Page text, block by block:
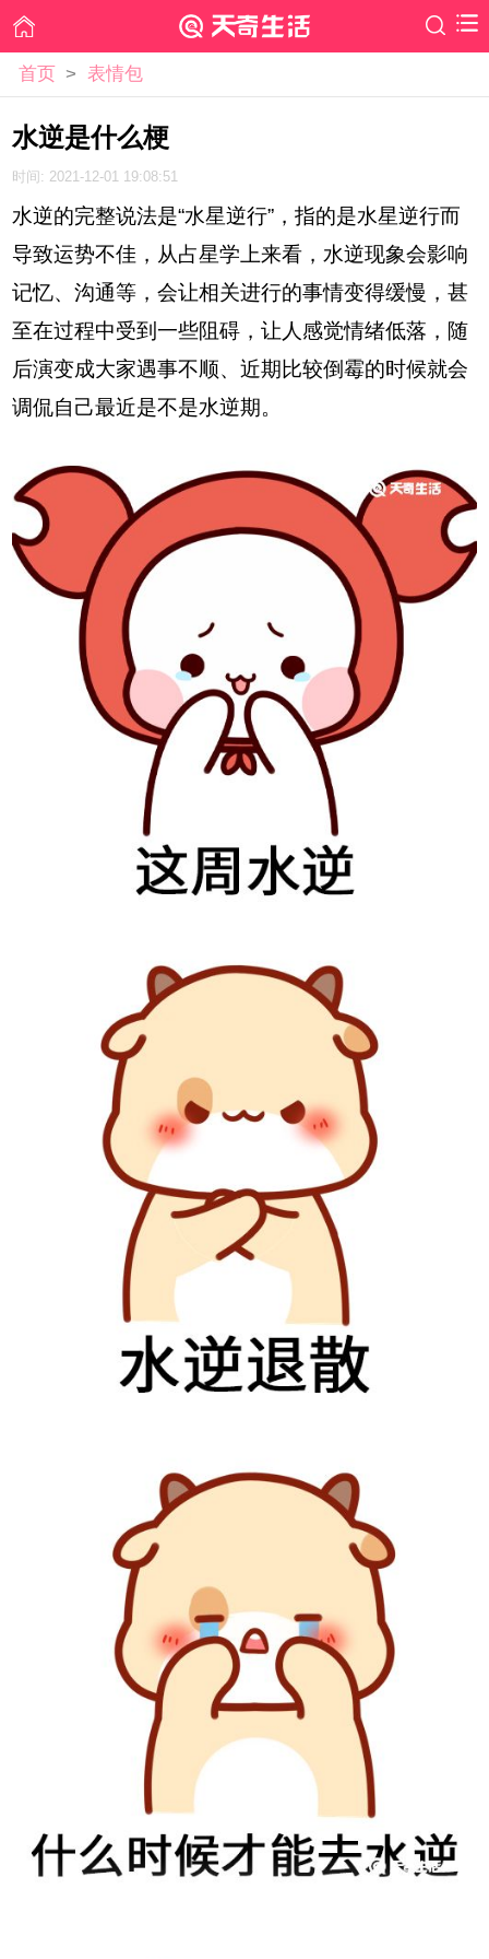
首页 > 表情包
水逆是什么梗
时间: 2021-12-01 19:08:51
水逆的完整说法是“水星逆行”，指的是水星逆行而
导致运势不佳，从占星学上来看，水逆现象会影响
记忆、沟通等，会让相关进行的事情变得缓慢，甚
至在过程中受到一些阻碍，让人感觉情绪低落，随
后演变成大家遇事不顺、近期比较倒霉的时候就会
调侃自己最近是不是水逆期。